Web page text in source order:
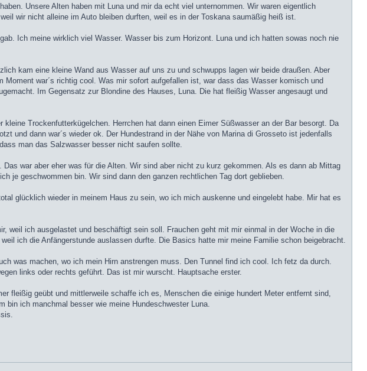
Unsere Alten haben mit Luna und mir da echt viel unternommen. Wir waren eigentlich
wir nicht alleine im Auto bleiben durften, weil es in der Toskana saumäßig heiß ist.
Ich meine wirklich viel Wasser. Wasser bis zum Horizont. Luna und ich hatten sowas noch nie
kam eine kleine Wand aus Wasser auf uns zu und schwupps lagen wir beide draußen. Aber
war´s richtig cool. Was mir sofort aufgefallen ist, war dass das Wasser komisch und
Im Gegensatz zur Blondine des Hauses, Luna. Die hat fleißig Wasser angesaugt und
Trockenfutterkügelchen. Herrchen hat dann einen Eimer Süßwasser an der Bar besorgt. Da
und dann war´s wieder ok. Der Hundestrand in der Nähe von Marina di Grosseto ist jedenfalls
man das Salzwasser besser nicht saufen sollte.
war aber eher was für die Alten. Wir sind aber nicht zu kurz gekommen. Als es dann ab Mittag
je geschwommen bin. Wir sind dann den ganzen rechtlichen Tag dort geblieben.
glücklich wieder in meinem Haus zu sein, wo ich mich auskenne und eingelebt habe. Mir hat es
weil ich ausgelastet und beschäftigt sein soll. Frauchen geht mit mir einmal in der Woche in die
ich die Anfängerstunde auslassen durfte. Die Basics hatte mir meine Familie schon beigebracht.
was machen, wo ich mein Hirn anstrengen muss. Den Tunnel find ich cool. Ich fetz da durch.
links oder rechts geführt. Das ist mir wurscht. Hauptsache erster.
fleißig geübt und mittlerweile schaffe ich es, Menschen die einige hundert Meter entfernt sind,
ich manchmal besser wie meine Hundeschwester Luna.